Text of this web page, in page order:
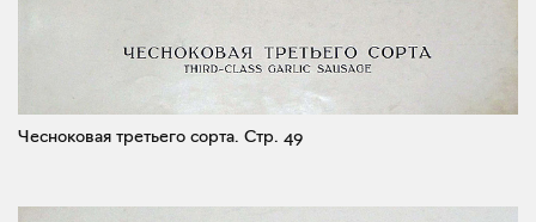
Чесноковая третьего сорта. Стр. 49